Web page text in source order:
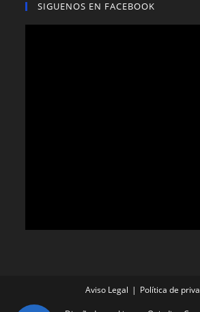
SIGUENOS EN FACEBOOK
Aviso Legal Política de